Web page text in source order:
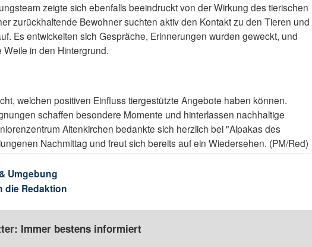
zeigte sich ebenfalls beeindruckt von der Wirkung des tierischen
zurückhaltende Bewohner suchten aktiv den Kontakt zu den Tieren und
Es entwickelten sich Gespräche, Erinnerungen wurden geweckt, und
in den Hintergrund.
welchen positiven Einfluss tiergestützte Angebote haben können.
schaffen besondere Momente und hinterlassen nachhaltige
Altenkirchen bedankte sich herzlich bei "Alpakas des
Nachmittag und freut sich bereits auf ein Wiedersehen. (PM/Red)
Umgebung
die Redaktion
Immer bestens informiert